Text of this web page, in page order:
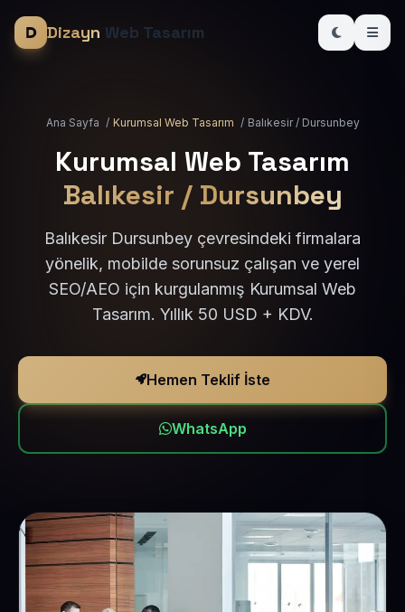
Dizayn Web Tasarım
Ana Sayfa / Kurumsal Web Tasarım / Balıkesir / Dursunbey
Kurumsal Web Tasarım
Balıkesir / Dursunbey
Balıkesir Dursunbey çevresindeki firmalara
yönelik, mobilde sorunsuz çalışan ve yerel
SEO/AEO için kurgulanmış Kurumsal Web
Tasarım. Yıllık 50 USD + KDV.
Hemen Teklif İste
WhatsApp